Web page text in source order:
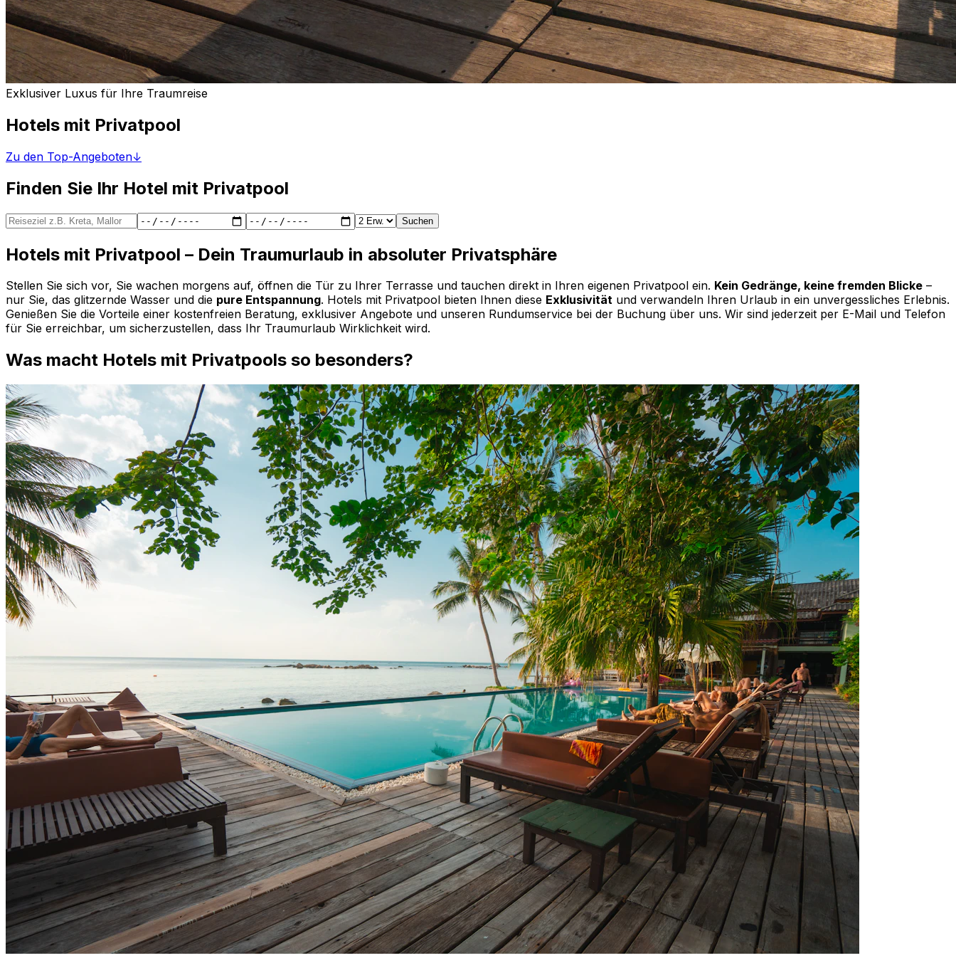
Exklusiver Luxus für Ihre Traumreise
Hotels mit Privatpool
Zu den Top-Angeboten↓
Finden Sie Ihr Hotel mit Privatpool
Suchen
Hotels mit Privatpool – Dein Traumurlaub in absoluter Privatsphäre
Stellen Sie sich vor, Sie wachen morgens auf, öffnen die Tür zu Ihrer Terrasse und tauchen direkt in Ihren eigenen Privatpool ein. Kein Gedränge, keine fremden Blicke –
nur Sie, das glitzernde Wasser und die pure Entspannung. Hotels mit Privatpool bieten Ihnen diese Exklusivität und verwandeln Ihren Urlaub in ein unvergessliches Erlebnis.
Genießen Sie die Vorteile einer kostenfreien Beratung, exklusiver Angebote und unseren Rundumservice bei der Buchung über uns. Wir sind jederzeit per E-Mail und Telefon
für Sie erreichbar, um sicherzustellen, dass Ihr Traumurlaub Wirklichkeit wird.
Was macht Hotels mit Privatpools so besonders?